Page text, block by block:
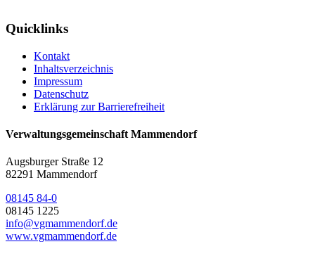
Quicklinks
Kontakt
Inhaltsverzeichnis
Impressum
Datenschutz
Erklärung zur Barrierefreiheit
Verwaltungsgemeinschaft Mammendorf
Augsburger Straße 12
82291 Mammendorf
08145 84-0
08145 1225
info@vgmammendorf.de
www.vgmammendorf.de